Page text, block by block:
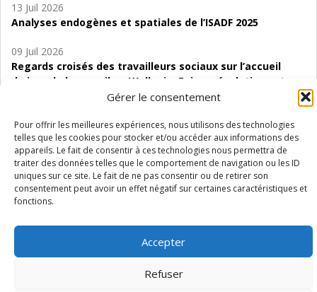
Gérer le consentement
Pour offrir les meilleures expériences, nous utilisons des technologies
telles que les cookies pour stocker et/ou accéder aux informations des
appareils. Le fait de consentir à ces technologies nous permettra de
traiter des données telles que le comportement de navigation ou les ID
uniques sur ce site. Le fait de ne pas consentir ou de retirer son
consentement peut avoir un effet négatif sur certaines caractéristiques et
fonctions.
Accepter
Refuser
13 Juil 2026
Analyses endogènes et spatiales de l’ISADF 2025
09 Juil 2026
Regards croisés des travailleurs sociaux sur l’accueil
de jour de bas seuil en Wallonie. Enjeux, évolutions et
06 Juil 2026
Étude d’évaluabilité des Structures
d’accompagnement à l’autocréation d’emploi (SAACE)
01 Juil 2026
Pénurie du personnel infirmier :quels indicateurs
Wallonie ?